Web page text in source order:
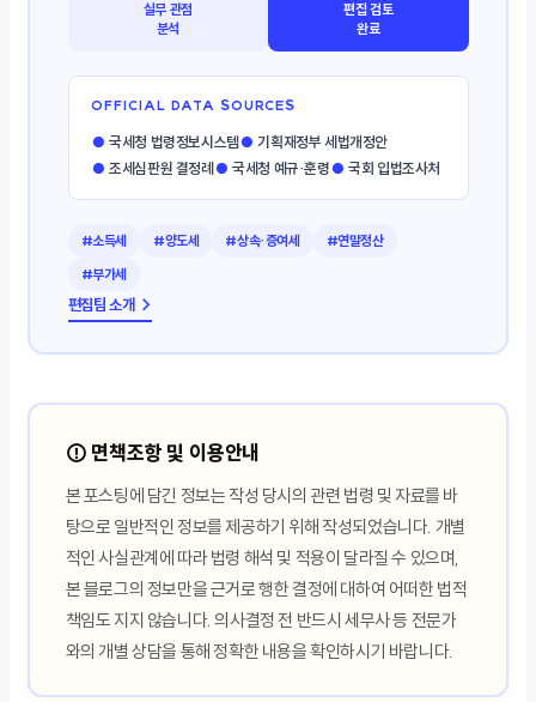
실무 관점
분석
편집 검토
완료
OFFICIAL DATA SOURCES
● 국세청 법령정보시스템● 기획재정부 세법개정안
● 조세심판원 결정례 ● 국세청 예규·훈령● 국회 입법조사처
#소득세 #양도세 #상속·증여세
#연말정산
#부가세
편집팀 소개 →
⚠️ 면책조항 및 이용안내
본 포스팅에 담긴 정보는 작성 당시의 관련 법령 및 자료를 바
탕으로 일반적인 정보를 제공하기 위해 작성되었습니다. 개별
적인 사실관계에 따라 법령 해석 및 적용이 달라질 수 있으며,
본 블로그의 정보만을 근거로 행한 결정에 대하여 어떠한 법적
책임도 지지 않습니다. 의사결정 전 반드시 세무사 등 전문가
와의 개별 상담을 통해 정확한 내용을 확인하시기 바랍니다.